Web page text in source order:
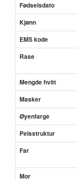
Fødselsdato
Kjønn
EMS kode
Rase
Mengde hvitt
Masker
Øyenfarge
Pelsstruktur
Far
Mor